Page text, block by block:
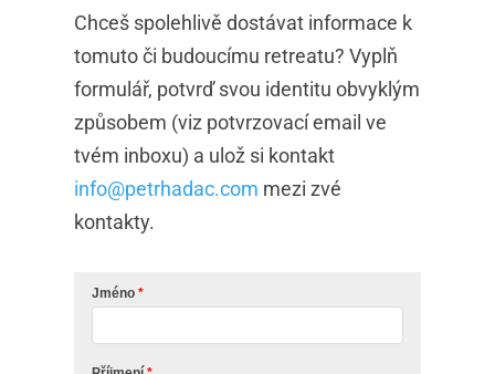
Chceš spolehlivě dostávat informace k
tomuto či budoucímu retreatu? Vyplň
formulář, potvrď svou identitu obvyklým
způsobem (viz potvrzovací email ve
tvém inboxu) a ulož si kontakt
info@petrhadac.com mezi zvé
kontakty.
Jméno